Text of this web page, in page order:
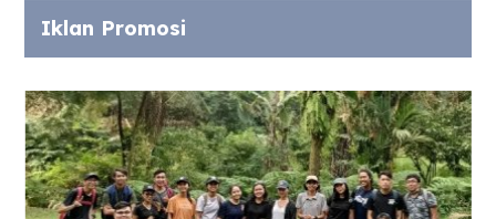
Iklan Promosi